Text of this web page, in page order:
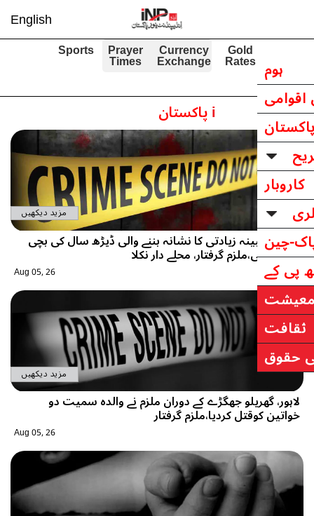
Currency
Exchange
Prayer
Times
Sports
iپاکستان
مزید دیکھیں
زیادتی کا نشانہ بننے والی ڈیڑھ سال کی بچی
گرفتار، محلے دار نکلا
مزید دیکھیں
جھگڑے کے دوران ملزم نے والدہ سمیت دو
کردیا،ملزم گرفتار